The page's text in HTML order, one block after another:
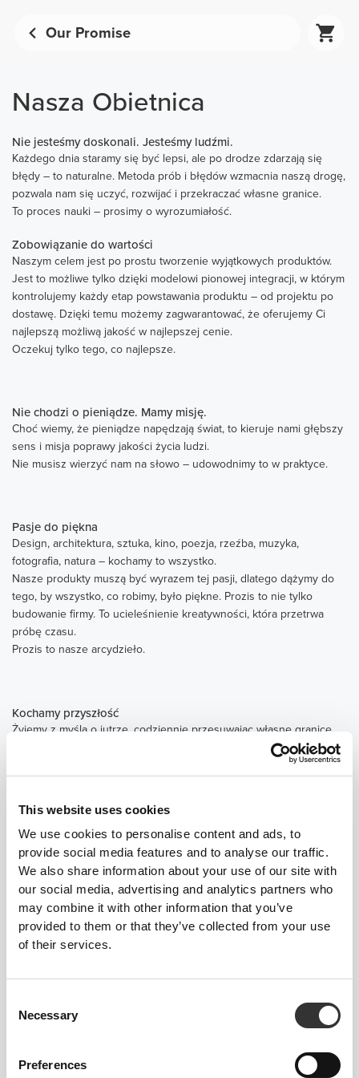
This website uses cookies
We use cookies to personalise content and ads, to
provide social media features and to analyse our traffic.
We also share information about your use of our site with
our social media, advertising and analytics partners who
may combine it with other information that you’ve
provided to them or that they’ve collected from your use
of their services.
Selection
Necessary
Preferences
Our Promise
Nasza Obietnica
Nie jesteśmy doskonali. Jesteśmy ludźmi.
Każdego dnia staramy się być lepsi, ale po drodze zdarzają się
błędy – to naturalne. Metoda prób i błędów wzmacnia naszą drogę,
pozwala nam się uczyć, rozwijać i przekraczać własne granice.
To proces nauki – prosimy o wyrozumiałość.
Zobowiązanie do wartości
Naszym celem jest po prostu tworzenie wyjątkowych produktów.
Jest to możliwe tylko dzięki modelowi pionowej integracji, w którym
kontrolujemy każdy etap powstawania produktu – od projektu po
dostawę. Dzięki temu możemy zagwarantować, że oferujemy Ci
najlepszą możliwą jakość w najlepszej cenie.
Oczekuj tylko tego, co najlepsze.
Nie chodzi o pieniądze. Mamy misję.
Choć wiemy, że pieniądze napędzają świat, to kieruje nami głębszy
sens i misja poprawy jakości życia ludzi.
Nie musisz wierzyć nam na słowo – udowodnimy to w praktyce.
Pasje do piękna
Design, architektura, sztuka, kino, poezja, rzeźba, muzyka,
fotografia, natura – kochamy to wszystko.
Nasze produkty muszą być wyrazem tej pasji, dlatego dążymy do
tego, by wszystko, co robimy, było piękne. Prozis to nie tylko
budowanie firmy. To ucieleśnienie kreatywności, która przetrwa
próbę czasu.
Prozis to nasze arcydzieło.
Kochamy przyszłość
Żyjemy z myślą o jutrze, codziennie przesuwając własne granice.
Innowacja jest częścią naszego DNA, bo chcemy przyszłości już
Prawda to inwestycja
Świetne zdjęcia i upiększone opisy produktów mają swoje granice.
W Prozis zobowiązujemy się dotrzymywać obietnic i wierzymy, że
prawda zawsze się opłaci – nawet jeśli tą nagrodą będzie po
prostu spokojny sen.
Prawda jest naszą siłą napędową.
Etka ponad wszystko
Jesteśmy firmą działającą w szybkim tempie, w świecie, który nie
sami chcielibyśmy być traktowani. Nasze podejście do ludzi wynika